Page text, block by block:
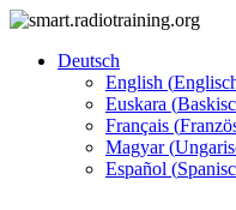
Deutsch
English (
Euskara (
Français (
Magyar(
Español (